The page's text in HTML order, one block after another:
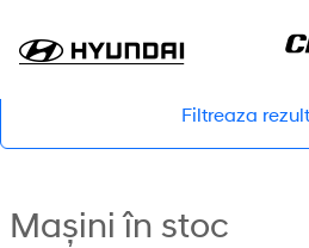
Filtreaza
Mașini în stoc